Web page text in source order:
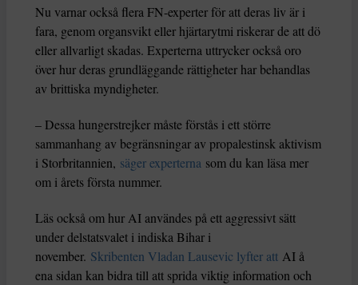
Nu varnar också flera FN-experter för att deras liv är i
fara, genom organsvikt eller hjärtarytmi riskerar de att dö
eller allvarligt skadas. Experterna uttrycker också oro
över hur deras grundläggande rättigheter har behandlas
av brittiska myndigheter.
– Dessa hungerstrejker måste förstås i ett större
sammanhang av begränsningar av propalestinsk aktivism
i Storbritannien, säger experterna som du kan läsa mer
om i årets första nummer.
Läs också om hur AI användes på ett aggressivt sätt
under delstatsvalet i indiska Bihar i
november. Skribenten Vladan Lausevic lyfter att AI å
ena sidan kan bidra till att sprida viktig information och